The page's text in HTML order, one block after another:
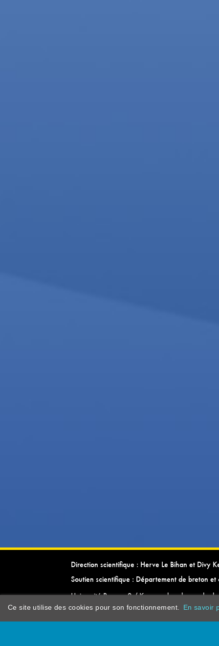
Direction scientifique : Herve Le Bihan et Divy
Soutien scientifique : Département de breton et
Université Rennes 2 / Kevrenn brezhoneg ha
Ce site utilise des cookies pour son fonctionnement. En savoir